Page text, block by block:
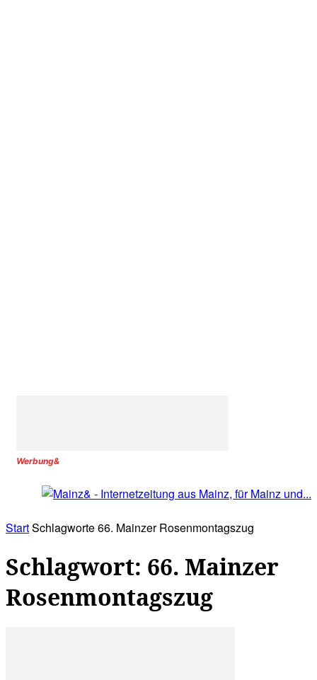
Werbung&
StartSchlagworte66. Mainzer Rosenmontagszug
Schlagwort: 66. Mainzer
Rosenmontagszug